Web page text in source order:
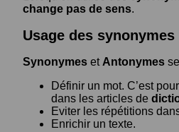
change pas de sens.
Usage des synonymes
Synonymes et Antonymes
Définir un mot. C’est
dans les articles de
Eviter les répétitions
Enrichir un texte.